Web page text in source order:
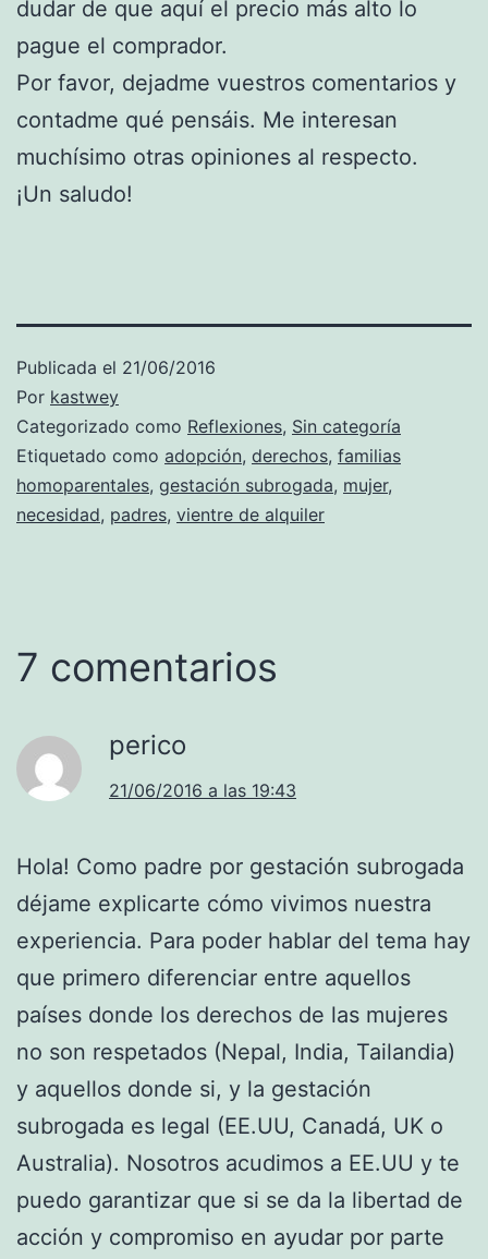
dudar de que aquí el precio más alto lo
pague el comprador.
Por favor, dejadme vuestros comentarios y
contadme qué pensáis. Me interesan
muchísimo otras opiniones al respecto.
¡Un saludo!
Publicada el 21/06/2016
Por kastwey
Categorizado como Reflexiones, Sin categoría
Etiquetado como adopción, derechos, familias
homoparentales, gestación subrogada, mujer,
necesidad, padres, vientre de alquiler
7 comentarios
perico
21/06/2016 a las 19:43
Hola! Como padre por gestación subrogada
déjame explicarte cómo vivimos nuestra
experiencia. Para poder hablar del tema hay
que primero diferenciar entre aquellos
países donde los derechos de las mujeres
no son respetados (Nepal, India, Tailandia)
y aquellos donde si, y la gestación
subrogada es legal (EE.UU, Canadá, UK o
Australia). Nosotros acudimos a EE.UU y te
puedo garantizar que si se da la libertad de
acción y compromiso en ayudar por parte